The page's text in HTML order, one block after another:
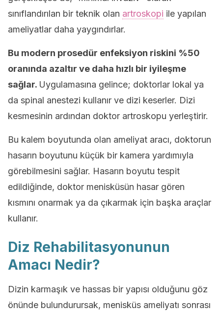
sınıflandırılan bir teknik olan artroskopi ile yapılan
ameliyatlar daha yaygındırlar.
Bu modern prosedür enfeksiyon riskini %50
oranında azaltır ve daha hızlı bir iyileşme
sağlar. Uygulamasına gelince; doktorlar lokal ya
da spinal anestezi kullanır ve dizi keserler. Dizi
kesmesinin ardından doktor artroskopu yerleştirir.
Bu kalem boyutunda olan ameliyat aracı, doktorun
hasarın boyutunu küçük bir kamera yardımıyla
görebilmesini sağlar. Hasarın boyutu tespit
edildiğinde, doktor menisküsün hasar gören
kısmını onarmak ya da çıkarmak için başka araçlar
kullanır.
Diz Rehabilitasyonunun
Amacı Nedir?
Dizin karmaşık ve hassas bir yapısı olduğunu göz
önünde bulundurursak, menisküs ameliyatı sonrası